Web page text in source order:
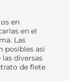
en
en el
Las
posibles así
diversas
de flete